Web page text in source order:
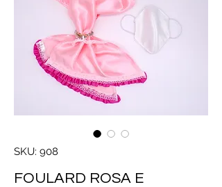
SKU: 908
FOULARD ROSA E